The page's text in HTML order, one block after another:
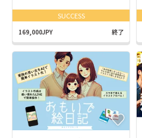
SUCCESS
169,000JPY 終了